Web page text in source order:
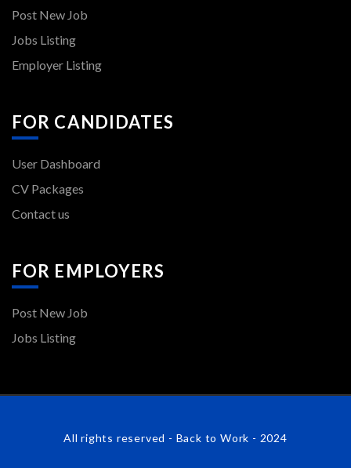
Post New Job
Jobs Listing
Employer Listing
FOR CANDIDATES
User Dashboard
CV Packages
Contact us
FOR EMPLOYERS
Post New Job
Jobs Listing
All rights reserved - Back to Work - 2024